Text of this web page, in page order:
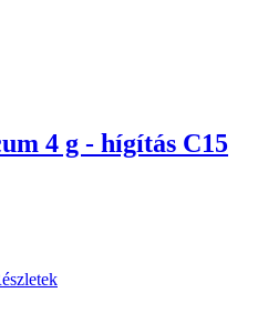
4 g - hígítás C15